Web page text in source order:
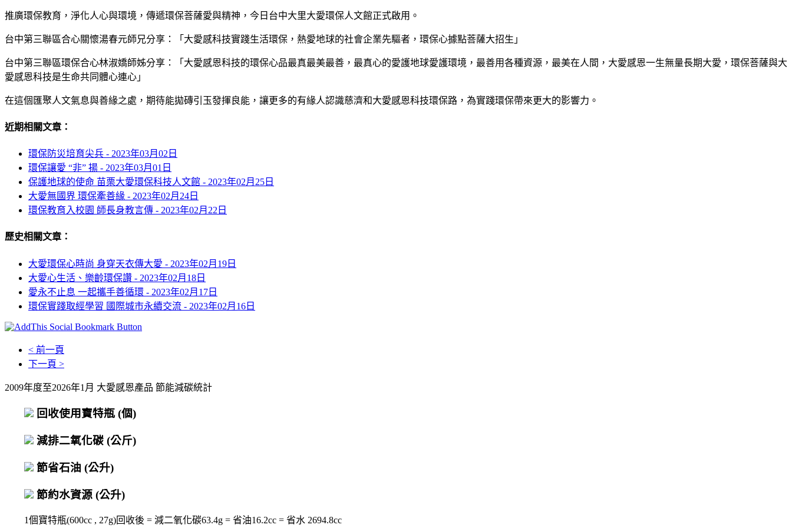
推廣環保教育，淨化人心與環境，傳遞環保菩薩愛與精神，今日台中大里大愛環保人文館正式啟用。
台中第三聯區合心關懷湯春元師兄分享：「大愛感科技實踐生活環保，熱愛地球的社會企業先驅者，環保心據點菩薩大招生」
台中第三聯區環保合心林淑嬌師姊分享：「大愛感恩科技的環保心品最真最美最善，最真心的愛護地球愛護環境，最善用各種資源，最美在人間，大愛感恩一生無量長期大愛，環保菩薩與大
愛感恩科技是生命共同體心連心」
在這個匯聚人文氣息與善緣之處，期待能拋磚引玉發揮良能，讓更多的有緣人認識慈濟和大愛感恩科技環保路，為實踐環保帶來更大的影響力。
近期相關文章：
環保防災培育尖兵 - 2023年03月02日
環保讓愛 “非” 揚 - 2023年03月01日
保護地球的使命 苗栗大愛環保科技人文館 - 2023年02月25日
大愛無國界 環保牽善緣 - 2023年02月24日
環保教育入校園 師長身教言傳 - 2023年02月22日
歷史相關文章：
大愛環保心時尚 身穿天衣傳大愛 - 2023年02月19日
大愛心生活、樂齡環保讚 - 2023年02月18日
愛永不止息 一起攜手善循環 - 2023年02月17日
環保實踐取經學習 國際城市永續交流 - 2023年02月16日
< 前一頁
下一頁 >
2009年度至2026年1月 大愛感恩產品 節能減碳統計
回收使用寶特瓶 (個)
減排二氧化碳 (公斤)
節省石油 (公升)
節約水資源 (公升)
1個寶特瓶(600cc , 27g)回收後 = 減二氧化碳63.4g = 省油16.2cc = 省水 2694.8cc